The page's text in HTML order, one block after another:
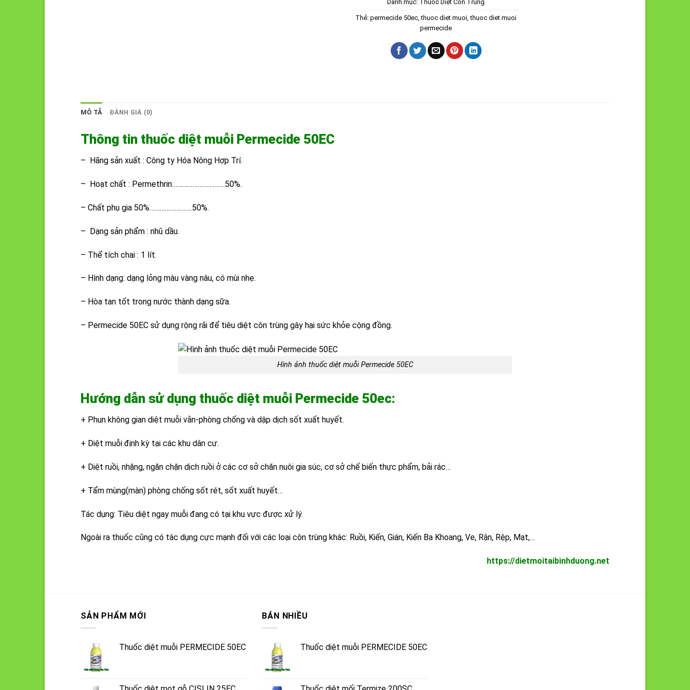
Danh mục: Thuốc Diệt Côn Trùng
Thẻ: permecide 50ec,thuoc diet muoi,thuoc diet muoi
permecide
MÔ TẢ ĐÁNH GIÁ (0)
Thông tin thuốc diệt muỗi Permecide 50EC
– Hãng sản xuất : Công ty Hóa Nông Hợp Trí.
– Hoạt chất : Permethrin………………………….50%.
– Chất phụ gia 50%…………………….50%.
– Dạng sản phẩm : nhũ dầu.
– Thể tích chai : 1 lít.
– Hình dạng: dạng lỏng màu vàng nâu, có mùi nhẹ.
– Hòa tan tốt trong nước thành dạng sữa.
– Permecide 50EC sử dụng rộng rãi để tiêu diệt côn trùng gây hại sức khỏe cộng đồng.
Hình ảnh thuốc diệt muỗi Permecide 50EC
Hướng dẫn sử dụng thuốc diệt muỗi Permecide 50ec:
+ Phun không gian diệt muỗi vằn-phòng chống và dập dịch sốt xuất huyết.
+ Diệt muỗi định kỳ tại các khu dân cư.
+ Diệt ruồi, nhặng, ngăn chặn dịch ruồi ở các cơ sở chăn nuôi gia súc, cơ sở chế biến thực phẩm, bải rác…
+ Tẩm mùng(màn) phòng chống sốt rét, sốt xuất huyết…
Tác dụng: Tiêu diệt ngay muỗi đang có tại khu vực được xử lý.
Ngoài ra thuốc cũng có tác dụng cực mạnh đối với các loại côn trùng khác: Ruồi, Kiến, Gián, Kiến Ba Khoang, Ve, Rận, Rệp, Mạt,…
https://dietmoitaibinhduong.net
SẢN PHẨM MỚI
Thuốc diệt muỗi PERMECIDE 50EC
BÁN NHIỀU
Thuốc diệt muỗi PERMECIDE 50EC